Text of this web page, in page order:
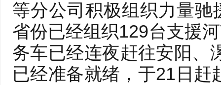
等分公司积极组织力量
省份已经组织129台支援
务车已经连夜赶往安阳、
已经准备就绪，于21日